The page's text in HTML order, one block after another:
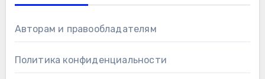
Авторам и правообладателям
Политика конфиденциальности